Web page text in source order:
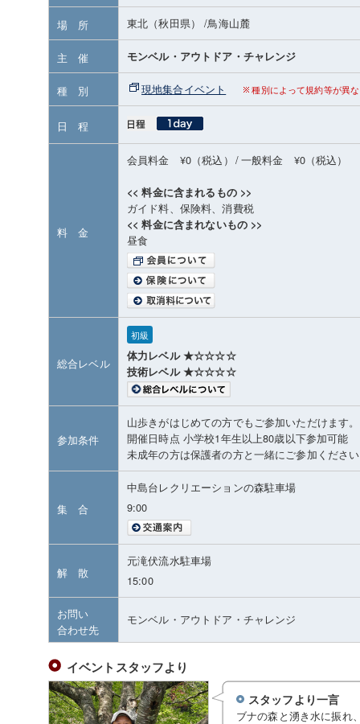
場 所 東北（秋田県） /鳥海山麓
主 催 モンベル・アウトドア・チャレンジ
種 別 現地集合イベント 種別によって規約等が異
日 程
料 金
会員料金 ¥0（税込） /一般料金 ¥0（税込）
<< 料金に含まれるもの >>
ガイド料、保険料、消費税
<< 料金に含まれないもの >>
昼食
総合レベル
初級
体力レベル ★☆☆☆☆
技術レベル ★☆☆☆☆
参加条件
山歩きがはじめての方でもご参加いただけます。
開催日時点 小学校1年生以上80歳以下参加可能
未成年の方は保護者の方と一緒にご参加くださ
集 合
中島台レクリエーションの森駐車場
9:00
解 散
元滝伏流水駐車場
15:00
お問い
合わせ先
モンベル・アウトドア・チャレンジ
イベントスタッフより
スタッフより一言
ブナの森と湧き水に振れ